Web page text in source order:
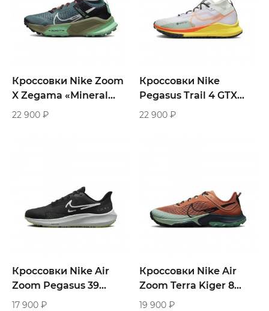
Кроссовки Nike Zoom
X Zegama «Mineral
Slate»
22 900 ₽
Кроссовки Nike
Pegasus Trail 4 GTX
«Yellow Orange»
22 900 ₽
Кроссовки Nike Air
Zoom Pegasus 39
Shield «Black / Dark
17 900 ₽
Кроссовки Nike Air
Zoom Terra Kiger 8
«Orange Trance Mint»
19 900 ₽